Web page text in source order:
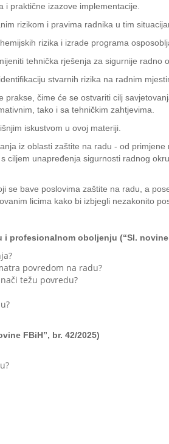
praktične izazove implementacije.
rizikom i pravima radnika u tim
rizika i izrade programa
tehnička rješenja za sigurnije radno
stvarnih rizika na radnim
čime će se ostvariti cilj
tako i sa tehničkim zahtjevima.
iskustvom u ovoj materiji.
iz oblasti zaštite na radu - od primjene
unapređenja sigurnosti radnog
se bave poslovima zaštite na radu, a
licima kako bi izbjegli nezakonito
oboljenju (“Sl. novine
povredom na radu?
težu povredu?
FBiH”, br. 42/2025)